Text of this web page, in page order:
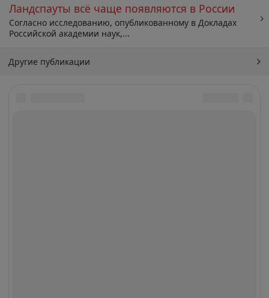
Ландспауты всё чаще появляются в России
Согласно исследованию, опубликованному в Докладах
Российской академии наук,...
Другие публикации